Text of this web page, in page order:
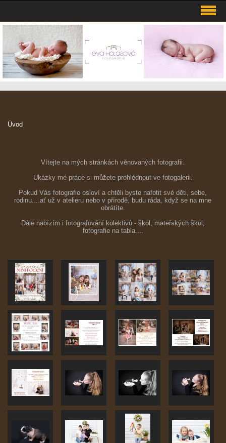
Úvod
Vítejte na mých stránkách věnovaných fotografii.
Ukázky mé práce si můžete prohlédnout ve fotogalerii.
Pokud Vás fotografie osloví a chtěli byste nafotit své děti, sebe,
rodinu....ať už v atelieru nebo v přírodě, budu ráda, když se na mne
obrátíte.
Dále nabízím i fotografování kolektivů - škol, mateřských škol,
fotografie na tabla....